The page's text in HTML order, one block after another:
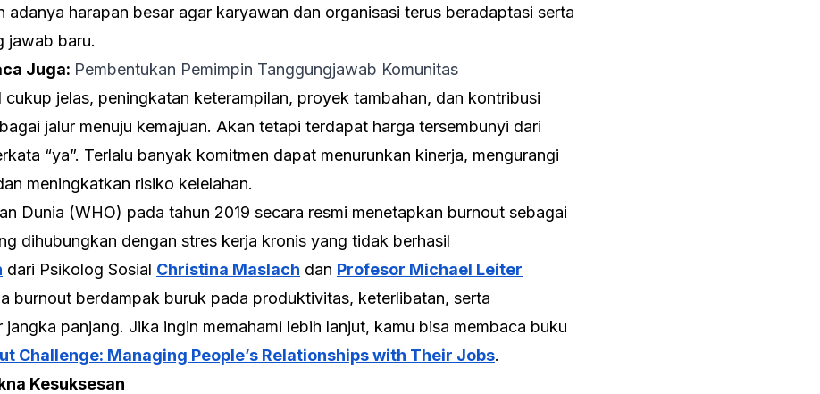
adanya harapan besar agar karyawan dan organisasi terus beradaptasi serta
jawab baru.
Juga: Pembentukan Pemimpin Tanggungjawab Komunitas
cukup jelas, peningkatan keterampilan, proyek tambahan, dan kontribusi
jalur menuju kemajuan. Akan tetapi terdapat harga tersembunyi dari
“ya”. Terlalu banyak komitmen dapat menurunkan kinerja, mengurangi
meningkatkan risiko kelelahan.
Dunia (WHO) pada tahun 2019 secara resmi menetapkan burnout sebagai
dihubungkan dengan stres kerja kronis yang tidak berhasil
dari Psikolog Sosial Christina Maslach dan Profesor Michael Leiter
burnout berdampak buruk pada produktivitas, keterlibatan, serta
jangka panjang. Jika ingin memahami lebih lanjut, kamu bisa membaca buku
Challenge: Managing People’s Relationships with Their Jobs.
Kesuksesan